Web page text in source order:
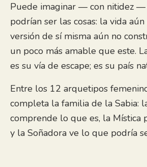
Puede imaginar — con nitidez
podrían ser las cosas: la vida
versión de sí misma aún no
un poco más amable que este.
es su vía de escape; es su país
Entre los 12 arquetipos
completa la familia de la Sabia:
comprende lo que es, la Mística
y la Soñadora ve lo que podría